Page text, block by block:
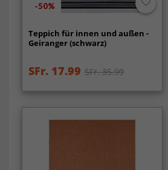
-50%
Teppich für innen und außen -
Geiranger (schwarz)
SFr. 17.99 SFr. 35.99